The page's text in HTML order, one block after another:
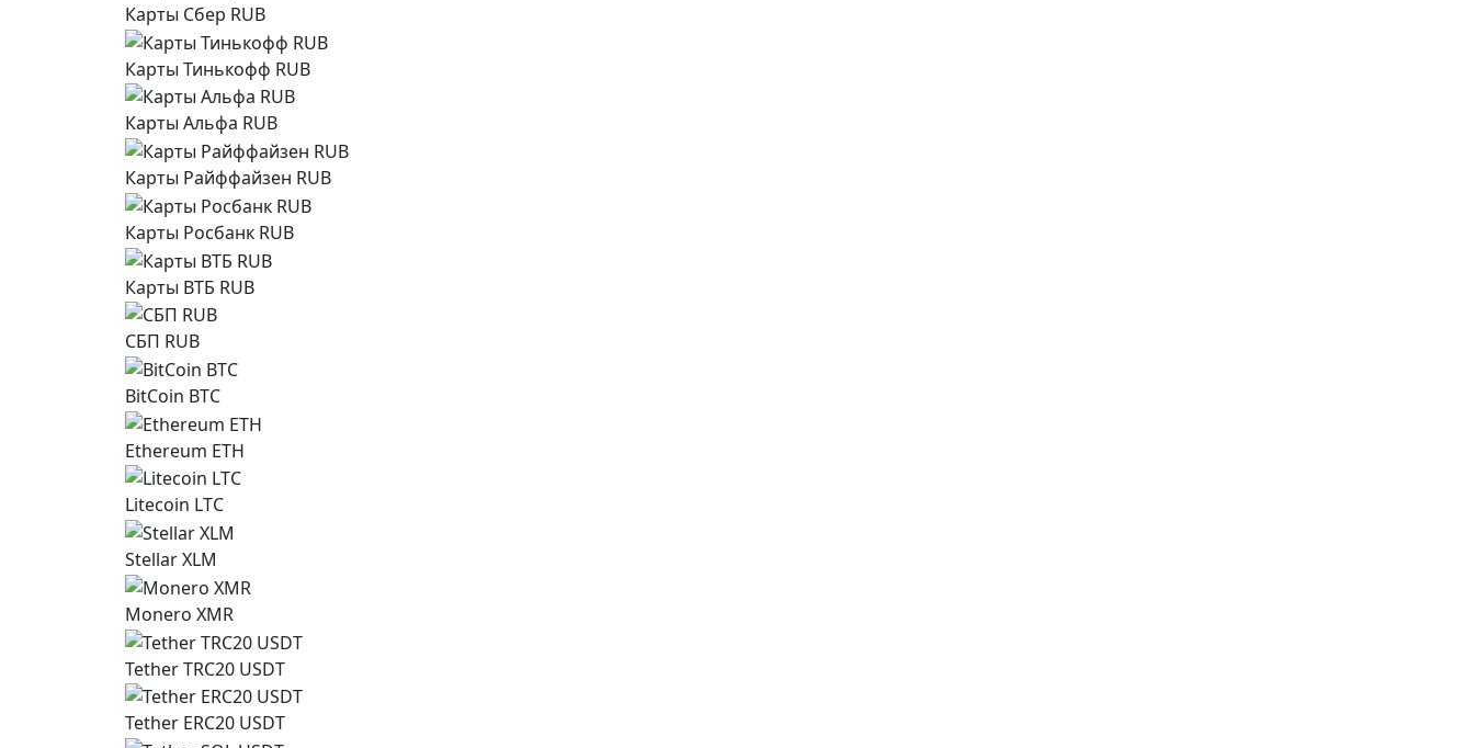
Карты Сбер RUB
Карты Тинькофф RUB
Карты Альфа RUB
Карты Райффайзен RUB
Карты Росбанк RUB
Карты ВТБ RUB
СБП RUB
BitCoin BTC
Ethereum ETH
Litecoin LTC
Stellar XLM
Monero XMR
Tether TRC20 USDT
Tether ERC20 USDT